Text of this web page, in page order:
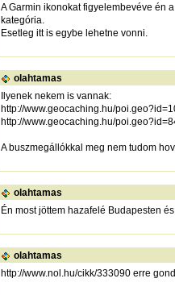
A Garmin ikonokat figyelembevéve én
kategória.
Esetleg itt is egybe lehetne vonni.
olahtamas
Ilyenek nekem is vannak:
http://www.geocaching.hu/
http://www.geocaching.hu/
A buszmegállókkal meg nem tudom
olahtamas
Én most jöttem hazafelé Budapesten
olahtamas
http://www.nol.hu/cikk/333090 erre